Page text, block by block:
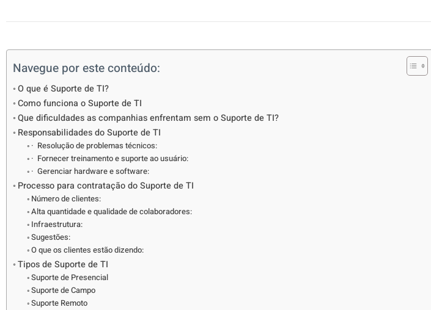
Navegue por este conteúdo:
O que é Suporte de TI?
Como funciona o Suporte de TI
Que dificuldades as companhias enfrentam sem o Suporte de TI?
Responsabilidades do Suporte de TI
· Resolução de problemas técnicos:
· Fornecer treinamento e suporte ao usuário:
· Gerenciar hardware e software:
Processo para contratação do Suporte de TI
Número de clientes:
Alta quantidade e qualidade de colaboradores:
Infraestrutura:
Sugestões:
O que os clientes estão dizendo:
Tipos de Suporte de TI
Suporte de Presencial
Suporte de Campo
Suporte Remoto